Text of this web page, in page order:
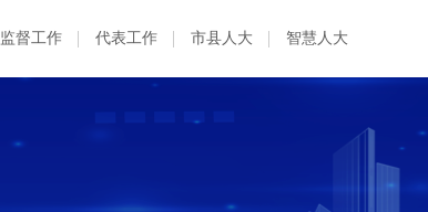
监督工作 代表工作 市县人大 智慧人大